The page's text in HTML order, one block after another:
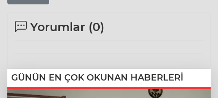
Yorumlar (0)
GÜNÜN EN ÇOK OKUNAN HABERLERİ